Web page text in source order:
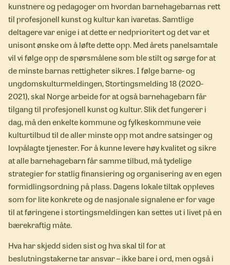
kunstnere og pedagoger om hvordan barnehagebarnas rett
til profesjonell kunst og kultur kan ivaretas. Samtlige
deltagere var enige i at dette er nedprioritert og det var et
unisont ønske om å løfte dette opp. Med årets panelsamtale
vil vi følge opp de spørsmålene som ble stilt og sørge for at
de minste barnas rettigheter sikres. I følge barne- og
ungdomskulturmeldingen, Stortingsmelding 18 (2020-
2021), skal Norge arbeide for at også barnehagebarn får
tilgang til profesjonell kunst og kultur. Slik det fungerer i
dag, må den enkelte kommune og fylkeskommune veie
kulturtilbud til de aller minste opp mot andre satsinger og
lovpålagte tjenester. For å kunne levere høy kvalitet og sikre
at alle barnehagebarn får samme tilbud, må tydelige
strategier for statlig finansiering og organisering av en egen
formidlingsordning på plass. Dagens lokale tiltak oppleves
som for lite konkrete og de nasjonale signalene er for vage
til at føringene i stortingsmeldingen kan settes ut i livet på en
bærekraftig måte.
Hva har skjedd siden sist og hva skal til for at
beslutningstakerne tar ansvar – ikke bare i ord, men også i